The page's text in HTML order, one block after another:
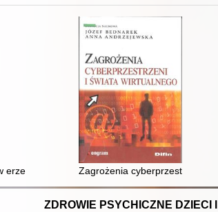
erze Big Data : człowiek, biznes, państwo
Zagrożenia cyberprzestrzeni i
ZDROWIE PSYCHICZNE DZIECI